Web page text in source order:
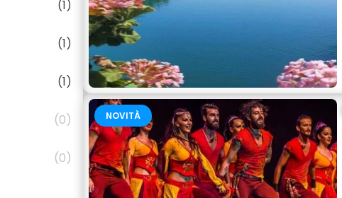
(1)
(1)
(1)
(0)
(0)
NOVITÀ